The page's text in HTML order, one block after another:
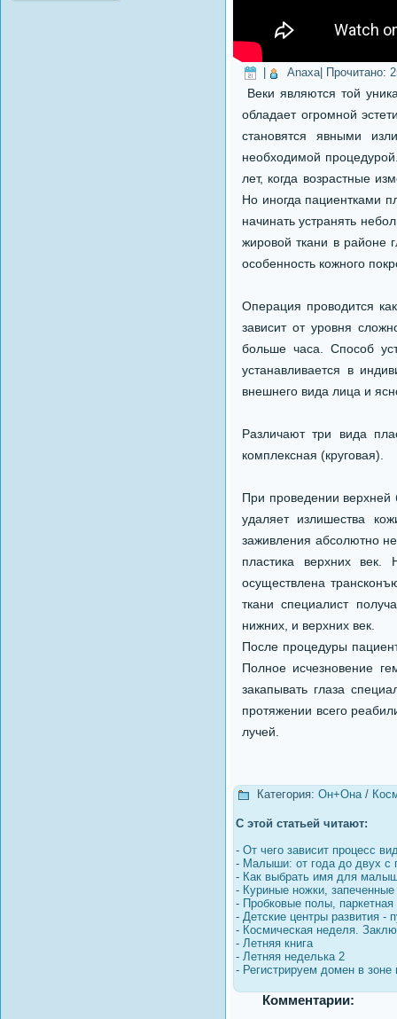
Anaxa| Прочитано:
Веки являются той
обладает огромной
становятся явными
необходимой
лет, когда возрастные
Но иногда пациентками
начинать устранять
жировой ткани в районе
особенность кожного
Операция проводится
зависит от уровня
больше часа. Способ
устанавливается в
внешнего вида лица и
Различают три вида
комплексная (круговая).
При проведении верхней
удаляет излишества
заживления абсолютно
пластика верхних
осуществлена
ткани специалист
нижних, и верхних век.
После процедуры
Полное исчезновение
закапывать глаза
протяжении всего
лучей.
Категория: Он+Она/
С этой статьей читают:
- От чего зависит процесс
- Малыши: от года до двух с
- Как выбрать имя для
- Куриные ножки,
- Пробковые полы,
- Детские центры развития -
- Космическая неделя.
- Летняя книга
- Летняя неделька 2
- Регистрируем домен в зоне
Комментарии: